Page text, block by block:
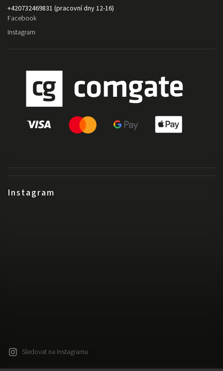
Instagram
Sledovat na Instagramu
+420732469831 (pracovní dny 12-16)
Facebook
Instagram